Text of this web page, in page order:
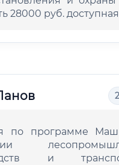
28000 руб.
по программе
и